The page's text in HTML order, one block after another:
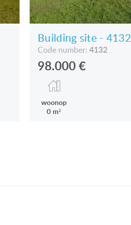
Building site - 4132
Code number: 4132
98.000€
woonop
0 m²